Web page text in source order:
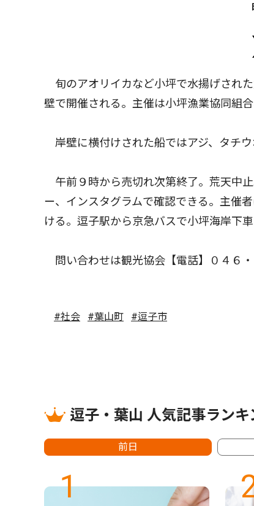
旬のアオリイカなど小坪で水揚げされ
壁で開催される。主催は小坪漁業協同組合
岸壁に横付けされた船ではアジ、タチウ
午前９時から売切れ次第終了。荒天中
ー、インスタグラムで確認できる。主催
ける。逗子駅から京急バスで小坪海岸下車
問い合わせは観光協会【電話】０４６・
#社会 #葉山町 #逗子市
逗子・葉山 人気記事ランキ
前日
1